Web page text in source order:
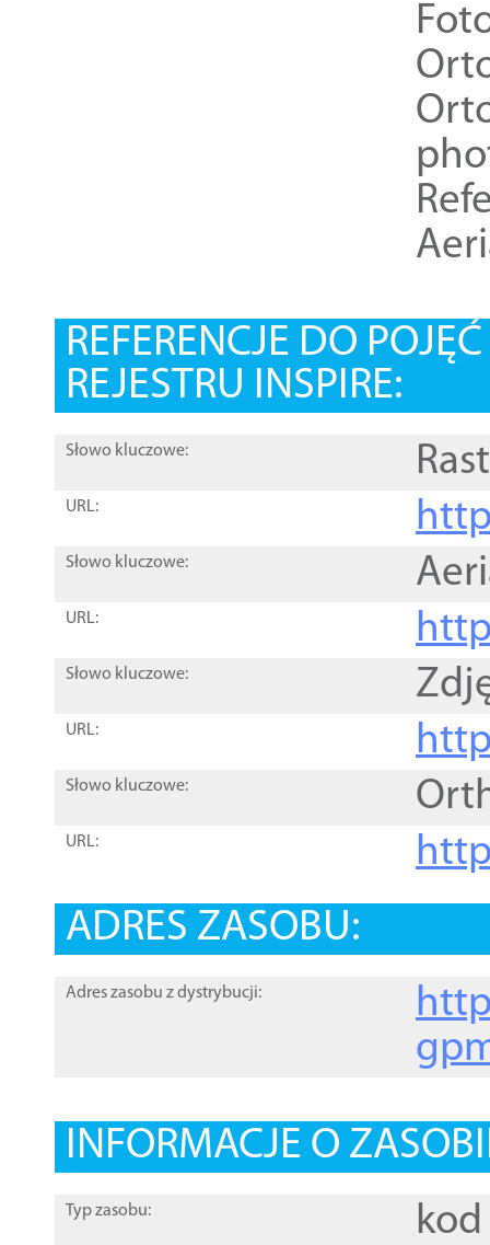
REFERENCJE DO
REJESTRU INSPIRE:
Słowo kluczowe:
URL:
Słowo kluczowe:
URL:
Słowo kluczowe:
URL:
Słowo kluczowe:
URL:
ADRES ZASOBU:
Adres zasobu z dystrybucji:
INFORMACJE O
Typ zasobu: kod